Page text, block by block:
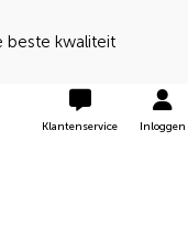
klanten
Klantenservice Inloggen